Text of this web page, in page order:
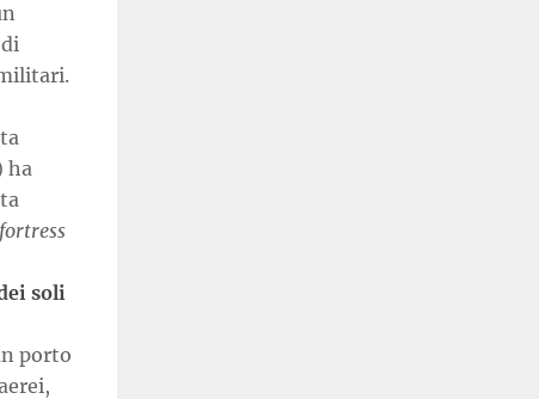
ha
soli
porto